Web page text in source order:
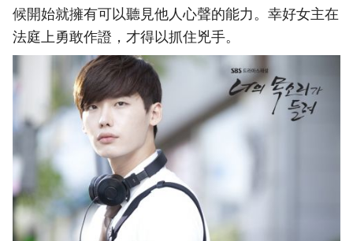
候開始就擁有可以聽見他人心聲的能力。幸好女主在
法庭上勇敢作證，才得以抓住兇手。